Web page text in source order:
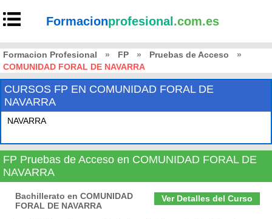
Formacionprofesional .com.es
Formacion Profesional » FP » Pruebas de Acceso
»
COMUNIDAD FORAL DE NAVARRA
CURSOS FP EN COMUNIDAD FORAL DE
NAVARRA
NAVARRA
FP Pruebas de Acceso en COMUNIDAD FORAL DE
NAVARRA
Ver Detalles del Curso
Bachillerato en COMUNIDAD
FORAL DE NAVARRA